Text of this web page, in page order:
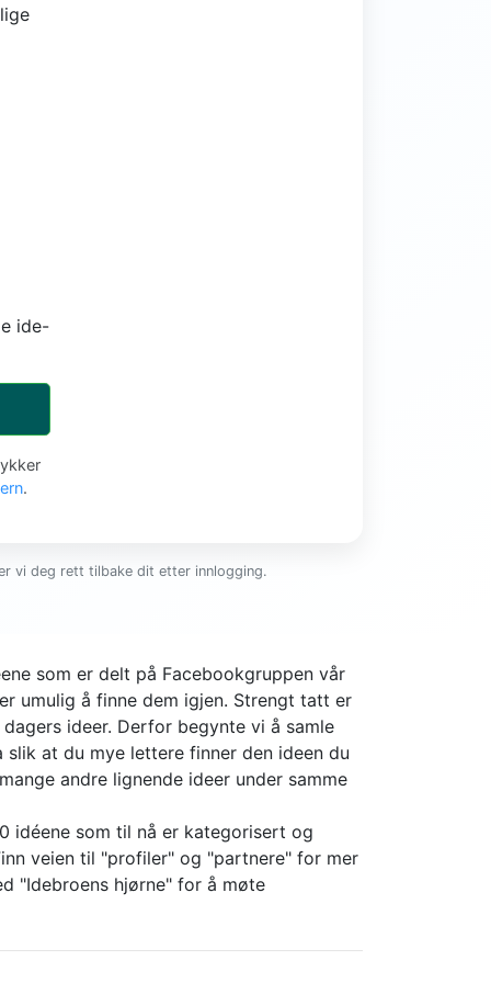
ide-
.
vi deg rett tilbake dit etter innlogging.
som er delt på Facebookgruppen vår
umulig å finne dem igjen. Strengt tatt er
ideer. Derfor begynte vi å samle
at du mye lettere finner den ideen du
andre lignende ideer under samme
idéene som til nå er kategorisert og
veien til "profiler" og "partnere" for mer
"Idebroens hjørne" for å møte